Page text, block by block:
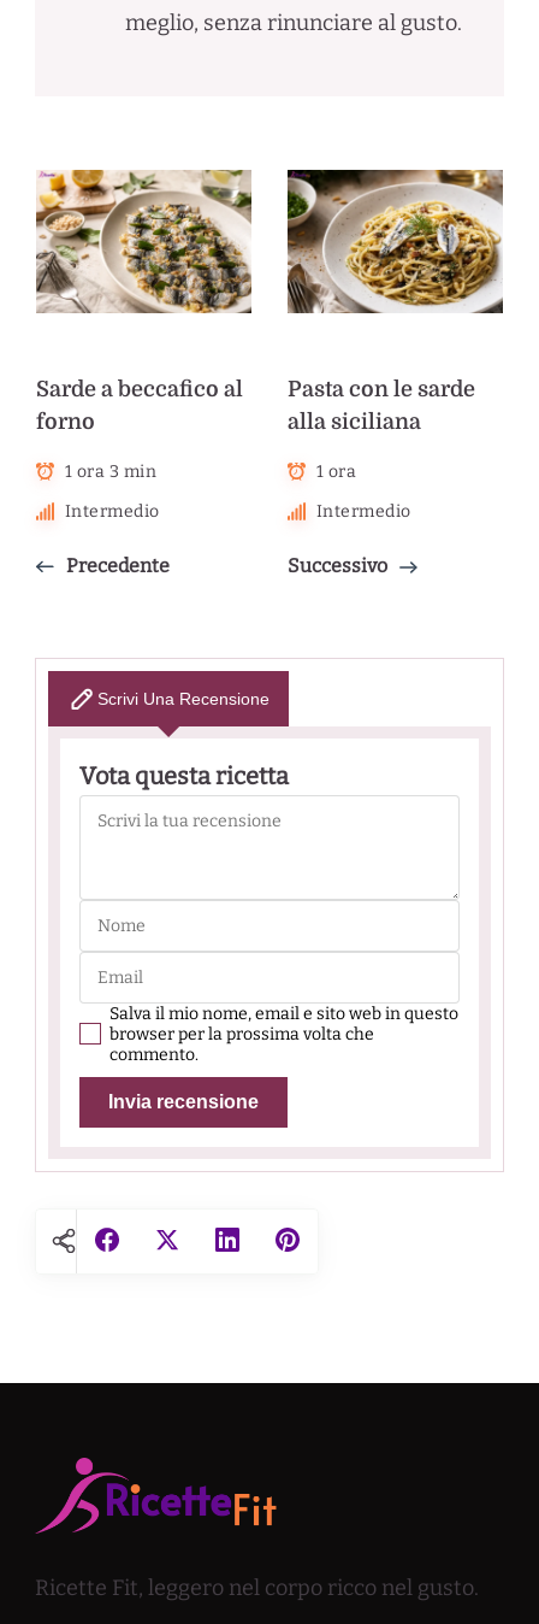
meglio, senza rinunciare al gusto.
Sarde a beccafico al
forno
1 ora 3 min
Intermedio
Precedente
Pasta con le sarde
alla siciliana
1 ora
Intermedio
Successivo
Scrivi Una Recensione
Vota questa ricetta
Salva il mio nome, email e sito web in questo
browser per la prossima volta che
commento.
Ricette Fit, leggero nel corpo ricco nel gusto.